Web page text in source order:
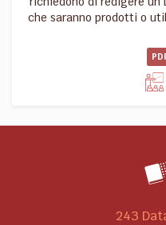
che saranno prodotti o
243